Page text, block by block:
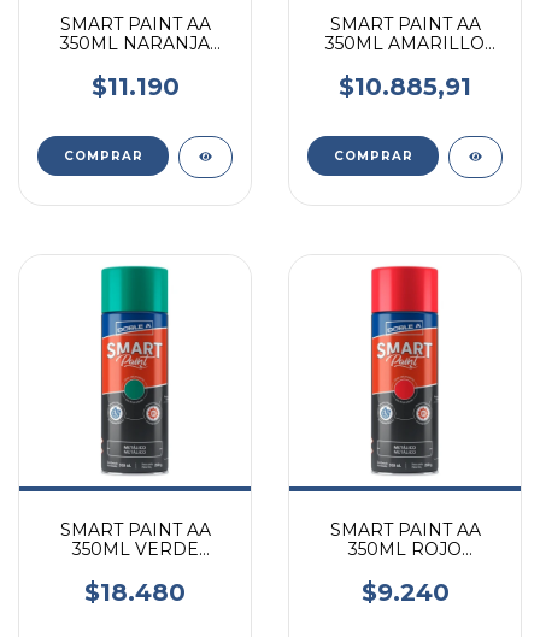
SMART PAINT AA
350ML NARANJA
$11.190
SMART PAINT AA
350ML AMARILLO
$10.885,91
SMART PAINT AA
350ML VERDE
$18.480
SMART PAINT AA
350ML ROJO
$9.240